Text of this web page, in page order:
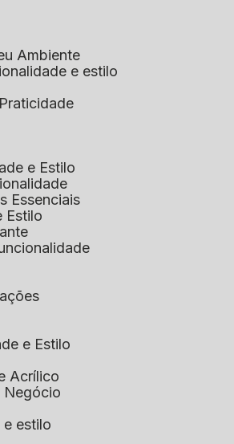
Ambiente
e estilo
e Estilo
Essenciais
Estilo
e Estilo
Acrílico
Negócio
e estilo